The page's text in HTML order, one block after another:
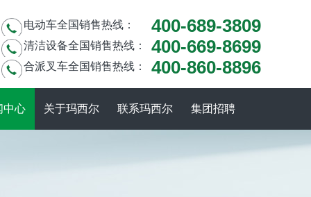
电动车全国销售热线： 400-689-3809
清洁设备全国销售热线： 400-669-8699
合派叉车全国销售热线： 400-860-8896
中心 关于玛西尔 联系玛西尔 集团招聘